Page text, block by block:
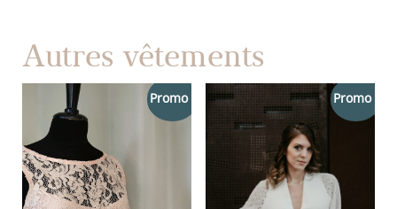
Autres vêtements
Promo ! Promo !